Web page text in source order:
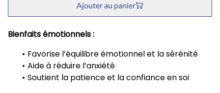
Ajouter au panier
Bienfaits émotionnels :
Favorise l’équilibre émotionnel et la sérénité
Aide à réduire l’anxiété
Soutient la patience et la confiance en soi